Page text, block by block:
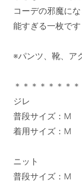
コーデの邪魔に
能すぎる一枚です
※パンツ、靴、ア
＊＊＊＊＊＊＊
ジレ
普段サイズ：M
着用サイズ：M
ニット
普段サイズ：M